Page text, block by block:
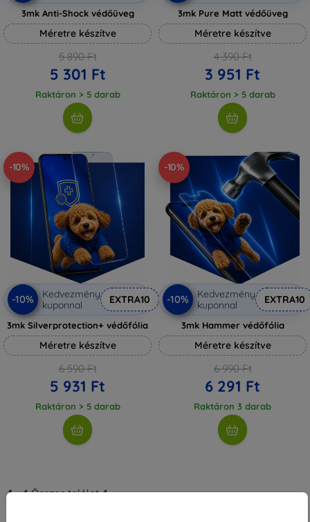
3mk Anti-Shock védőüveg
Méretre készítve
5 890 Ft
5 301 Ft
Raktáron > 5 darab
3mk Pure Matt védőüveg
Méretre készítve
4 390 Ft
3 951 Ft
Raktáron > 5 darab
-10%
-10%
Kedvezmény
kuponnal
EXTRA10
3mk Silverprotection+ védőfólia
Méretre készítve
6 590 Ft
5 931 Ft
Raktáron > 5 darab
-10%
-10%
Kedvezmény
kuponnal
EXTRA10
3mk Hammer védőfólia
Méretre készítve
6 990 Ft
6 291 Ft
Raktáron 3 darab
1-4Összes találat4.